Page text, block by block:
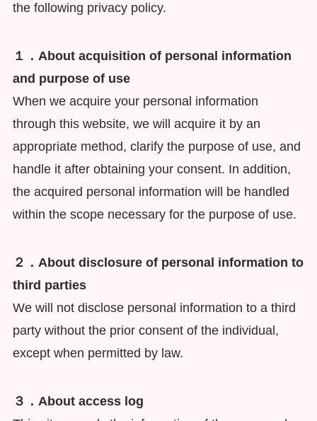
the following privacy policy.
１．About acquisition of personal information
and purpose of use
When we acquire your personal information
through this website, we will acquire it by an
appropriate method, clarify the purpose of use, and
handle it after obtaining your consent. In addition,
the acquired personal information will be handled
within the scope necessary for the purpose of use.
２．About disclosure of personal information to
third parties
We will not disclose personal information to a third
party without the prior consent of the individual,
except when permitted by law.
３．About access log